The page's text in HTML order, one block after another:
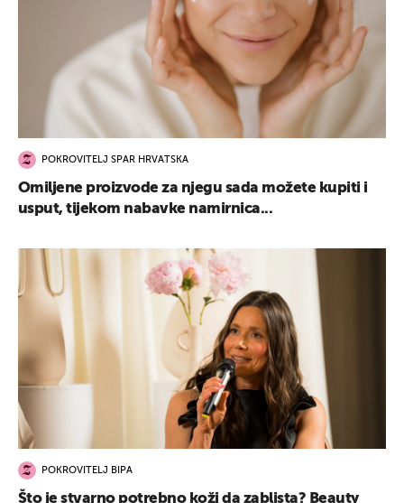
POKROVITELJ SPAR HRVATSKA
Omiljene proizvode za njegu sada možete kupiti i
usput, tijekom nabavke namirnica...
POKROVITELJ BIPA
Što je stvarno potrebno koži da zablista? Beauty